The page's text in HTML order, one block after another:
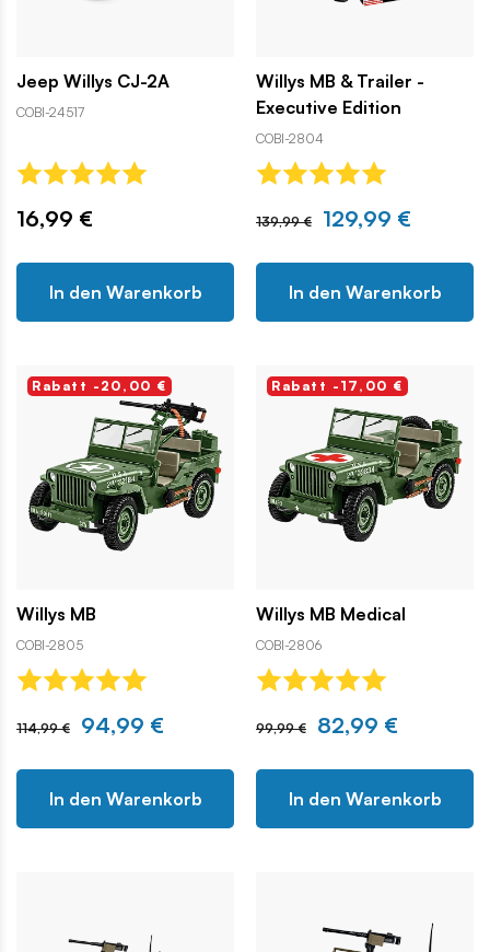
Jeep Willys CJ-2A
COBI-24517
16,99 €
In den Warenkorb
Willys MB & Trailer -
Executive Edition
COBI-2804
139,99 € 129,99 €
In den Warenkorb
Rabatt -20,00 €
Willys MB
COBI-2805
114,99 € 94,99 €
In den Warenkorb
Rabatt -17,00 €
Willys MB Medical
COBI-2806
99,99 € 82,99 €
In den Warenkorb